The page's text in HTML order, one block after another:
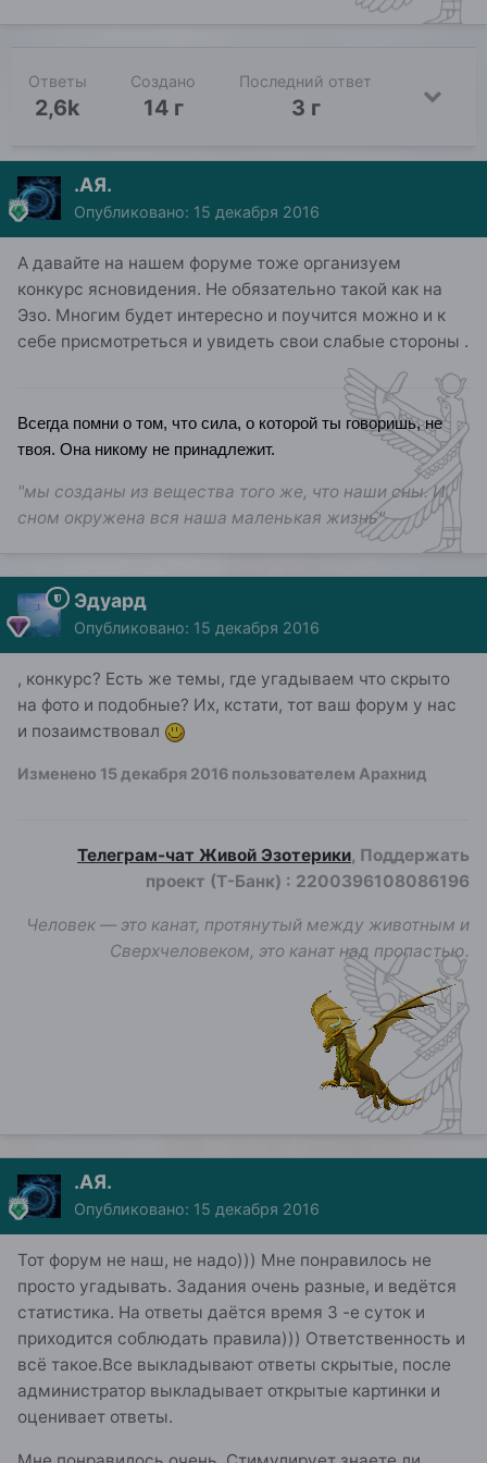
Ответы
2,6k
Создано
14 г
Последний ответ
3 г
.АЯ.
Опубликовано: 15 декабря 2016
А давайте на нашем форуме тоже организуем
конкурс ясновидения. Не обязательно такой как на
Эзо. Многим будет интересно и поучится можно и к
себе присмотреться и увидеть свои слабые стороны .
Всегда помни о том, что сила, о которой ты говоришь, не
твоя. Она никому не принадлежит.
"мы созданы из вещества того же, что наши сны. И
сном окружена вся наша маленькая жизнь"
Эдуард
Опубликовано: 15 декабря 2016
, конкурс? Есть же темы, где угадываем что скрыто
на фото и подобные? Их, кстати, тот ваш форум у нас
и позаимствовал
Изменено 15 декабря 2016 пользователем Арахнид
Телеграм-чат Живой Эзотерики, Поддержать
проект (Т-Банк) : 2200396108086196
Человек — это канат, протянутый между животным и
Сверхчеловеком, это канат над пропастью.
.АЯ.
Опубликовано: 15 декабря 2016
Тот форум не наш, не надо))) Мне понравилось не
просто угадывать. Задания очень разные, и ведётся
статистика. На ответы даётся время 3 -е суток и
приходится соблюдать правила))) Ответственность и
всё такое.Все выкладывают ответы скрытые, после
администратор выкладывает открытые картинки и
оценивает ответы.